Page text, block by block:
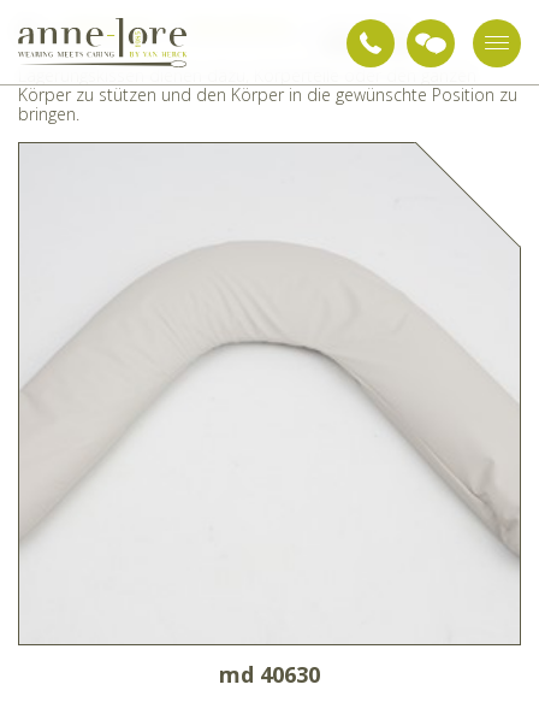
Pflegetextilien Lagerungskissen
Lagerungskissen dienen dazu, Körperteile oder den ganzen
Körper zu stützen und den Körper in die gewünschte Position zu
bringen.
md 40630